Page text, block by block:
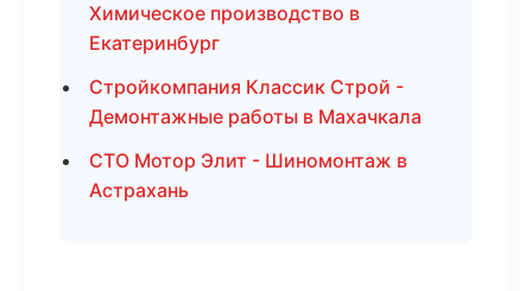
Химическое производство в
Екатеринбург
Стройкомпания Классик Строй -
Демонтажные работы в Махачкала
СТО Мотор Элит - Шиномонтаж в
Астрахань